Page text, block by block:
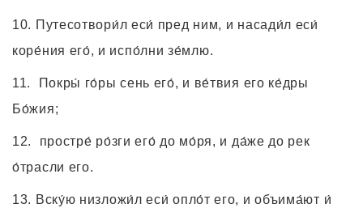
Путесотвори́л еси́ пред ним, и насади́л еси́
коре́ния его́, и испо́лни зе́млю.
Покры́ го́ры сень его́, и ве́твия его ке́дры
Бо́жия;
простре́ ро́зги его́ до мо́ря, и да́же до рек
о́трасли его.
Вску́ю низложи́л еси́ опло́т его, и объима́ют и́